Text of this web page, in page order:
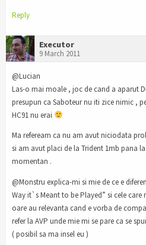
Reply
Executor
9 March 2011
@Lucian
Las-o mai moale , joc de cand a aparut
presupun ca Saboteur nu iti zice nimic ,
HC91 nu erai
Ma refeream ca nu am avut niciodata
si am avut placi de la Trident 1mb pana la
momentan .
@Monstru explica-mi si mie de ce e
Way it`s Meant to be Played” si cele
oare au relevanta cand e vorba de
refer la AVP unde mie mi se pare ca se
( posibil sa ma insel eu )